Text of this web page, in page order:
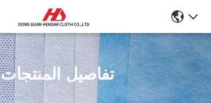
تفاصيل المنتجات